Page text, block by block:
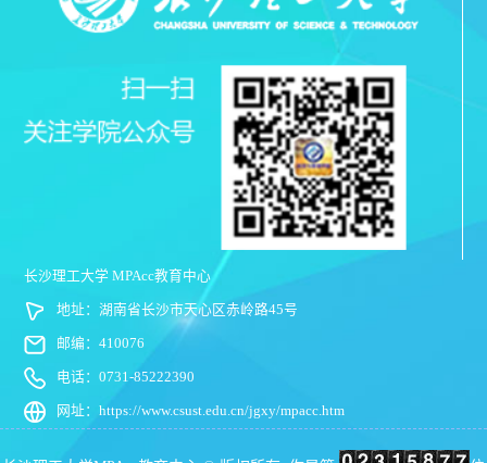
长沙理工大学 MPAcc教育中心
地址：湖南省长沙市天心区赤岭路45号
邮编：410076
电话：0731-85222390
网址：https://www.csust.edu.cn/jgxy/mpacc.htm